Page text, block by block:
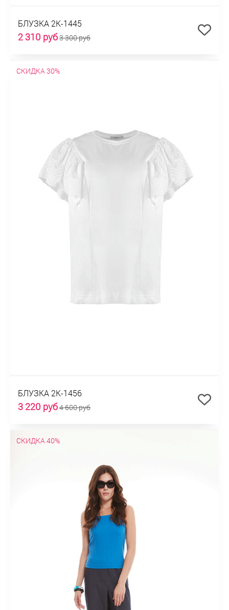
БЛУЗКА 2К-1445
2 310 руб3 300 руб
СКИДКА 30%
БЛУЗКА 2К-1456
3 220 руб4 600 руб
СКИДКА 40%